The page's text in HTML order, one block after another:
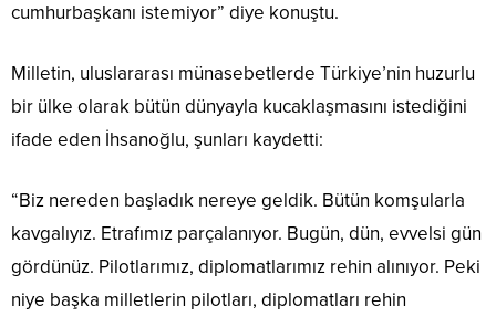
cumhurbaşkanı istemiyor” diye konuştu.
Milletin, uluslararası münasebetlerde Türkiye’nin huzurlu
bir ülke olarak bütün dünyayla kucaklaşmasını istediğini
ifade eden İhsanoğlu, şunları kaydetti:
“Biz nereden başladık nereye geldik. Bütün komşularla
kavgalıyız. Etrafımız parçalanıyor. Bugün, dün, evvelsi gün
gördünüz. Pilotlarımız, diplomatlarımız rehin alınıyor. Peki
niye başka milletlerin pilotları, diplomatları rehin